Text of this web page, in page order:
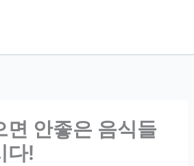
면 안좋은 음식들
다!